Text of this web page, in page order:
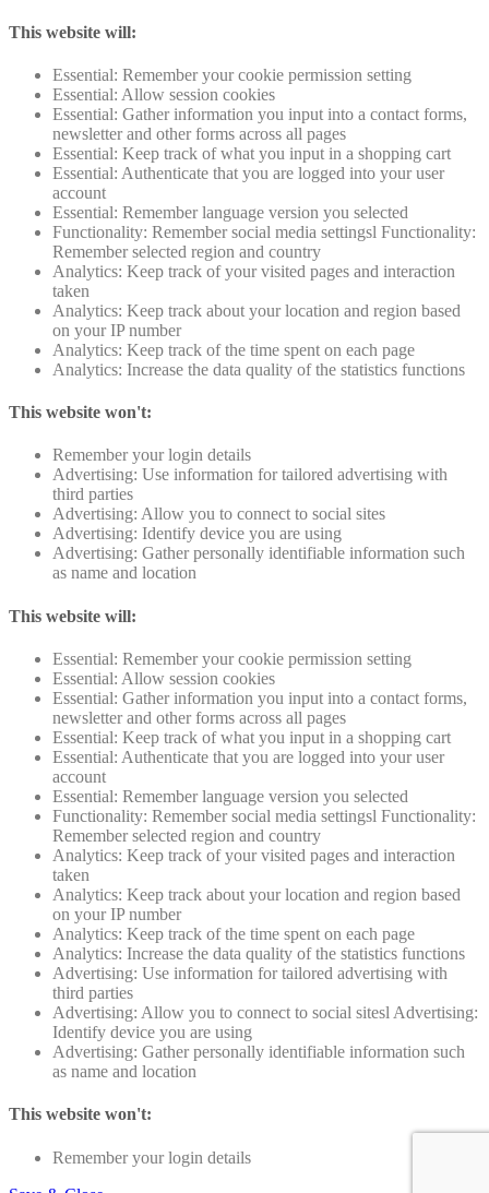
This website will:
Essential: Remember your cookie permission setting
Essential: Allow session cookies
Essential: Gather information you input into a contact forms,
newsletter and other forms across all pages
Essential: Keep track of what you input in a shopping cart
Essential: Authenticate that you are logged into your user
account
Essential: Remember language version you selected
Functionality: Remember social media settingsl Functionality:
Remember selected region and country
Analytics: Keep track of your visited pages and interaction
taken
Analytics: Keep track about your location and region based
on your IP number
Analytics: Keep track of the time spent on each page
Analytics: Increase the data quality of the statistics functions
This website won't:
Remember your login details
Advertising: Use information for tailored advertising with
third parties
Advertising: Allow you to connect to social sites
Advertising: Identify device you are using
Advertising: Gather personally identifiable information such
as name and location
This website will:
Essential: Remember your cookie permission setting
Essential: Allow session cookies
Essential: Gather information you input into a contact forms,
newsletter and other forms across all pages
Essential: Keep track of what you input in a shopping cart
Essential: Authenticate that you are logged into your user
account
Essential: Remember language version you selected
Functionality: Remember social media settingsl Functionality:
Remember selected region and country
Analytics: Keep track of your visited pages and interaction
taken
Analytics: Keep track about your location and region based
on your IP number
Analytics: Keep track of the time spent on each page
Analytics: Increase the data quality of the statistics functions
Advertising: Use information for tailored advertising with
third parties
Advertising: Allow you to connect to social sitesl Advertising:
Identify device you are using
Advertising: Gather personally identifiable information such
as name and location
This website won't:
Remember your login details